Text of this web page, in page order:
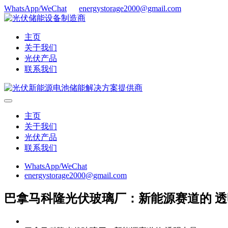
WhatsApp/WeChat energystorage2000@gmail.com
主页
关于我们
光伏产品
联系我们
主页
关于我们
光伏产品
联系我们
WhatsApp/WeChat
energystorage2000@gmail.com
巴拿马科隆光伏玻璃厂：新能源赛道的